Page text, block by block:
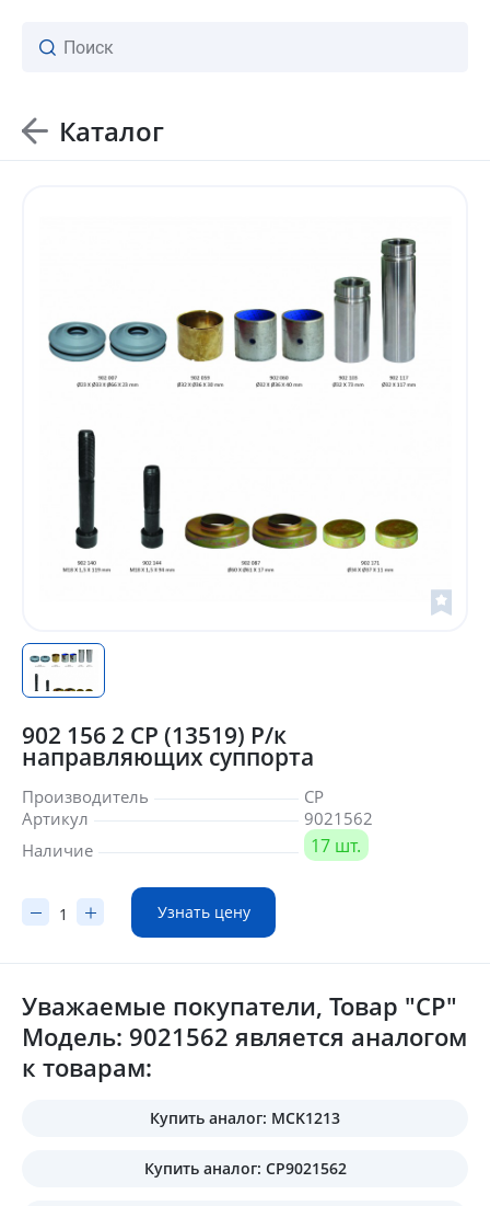
Каталог
902 156 2 CP (13519) Р/к
направляющих суппорта
Производитель
CP
Артикул
9021562
Наличие
17 шт.
Узнать цену
Уважаемые покупатели, Товар "CP"
Модель: 9021562 является аналогом
к товарам:
Купить аналог: MCK1213
Купить аналог: CP9021562